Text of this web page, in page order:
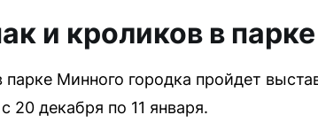
и кроликов в
парке Минного городка пройдет
20 декабря по 11 января.